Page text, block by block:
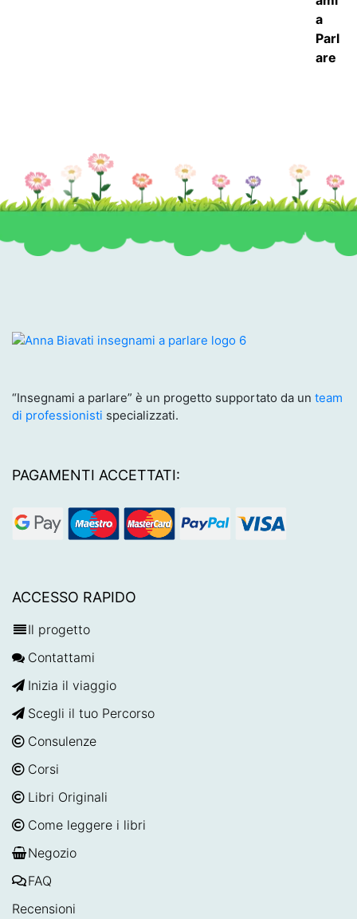
“Insegnami a parlare” è un progetto supportato da un team
di professionisti specializzati.
PAGAMENTI ACCETTATI:
ACCESSO RAPIDO
Il progetto
Contattami
Inizia il viaggio
Scegli il tuo Percorso
Consulenze
Corsi
Libri Originali
Come leggere i libri
Negozio
FAQ
Recensioni